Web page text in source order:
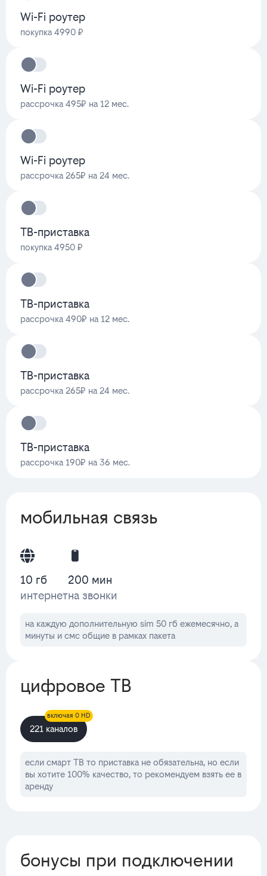
Wi-Fi роутер
покупка 4990 ₽
Wi-Fi роутер
рассрочка 495₽ на 12 мес.
Wi-Fi роутер
рассрочка 265₽ на 24 мес.
ТВ-приставка
покупка 4950 ₽
ТВ-приставка
рассрочка 490₽ на 12 мес.
ТВ-приставка
рассрочка 265₽ на 24 мес.
ТВ-приставка
рассрочка 190₽ на 36 мес.
мобильная связь
10 гб
интернет
200 мин
на звонки
на каждую дополнительную sim 50 гб ежемесячно, а
минуты и смс общие в рамках пакета
цифровое ТВ
221 каналов
включая 0 HD
если смарт ТВ то приставка не обязательна, но если
вы хотите 100% качество, то рекомендуем взять ее в
аренду
бонусы при подключении